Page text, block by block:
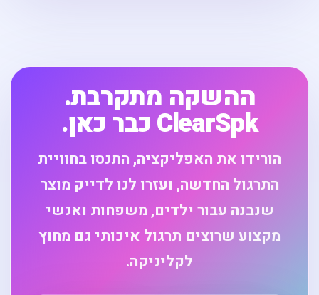
ההשקה מתקרבת.
ClearSpk כבר כאן.
הורידו את האפליקציה, התנסו בחוויית
התרגול החדשה, ועזרו לנו לדייק מוצר
שנבנה עבור ילדים, משפחות ואנשי
מקצוע שרוצים תרגול איכותי גם מחוץ
לקליניקה.